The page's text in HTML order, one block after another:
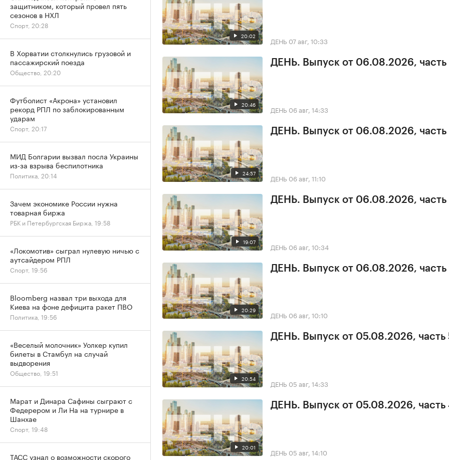
20:02 ДЕНЬ 07 авг, 10:33
20:46
ДЕНЬ. Выпуск от 06.08.2026, часть
ДЕНЬ 06 авг, 14:33
24:57
ДЕНЬ. Выпуск от 06.08.2026, часть
ДЕНЬ 06 авг, 11:10
19:07
ДЕНЬ. Выпуск от 06.08.2026, часть
ДЕНЬ 06 авг, 10:34
20:29
ДЕНЬ. Выпуск от 06.08.2026, часть
ДЕНЬ 06 авг, 10:10
20:54
ДЕНЬ. Выпуск от 05.08.2026, часть
ДЕНЬ 05 авг, 14:33
20:01
ДЕНЬ. Выпуск от 05.08.2026, часть
ДЕНЬ 05 авг, 14:10
защитником, который провел пять
сезонов в НХЛ
Спорт, 20:28
В Хорватии столкнулись грузовой и
пассажирский поезда
Общество, 20:20
Футболист «Акрона» установил
рекорд РПЛ по заблокированным
ударам
Спорт, 20:17
МИД Болгарии вызвал посла Украины
из-за взрыва беспилотника
Политика, 20:14
Зачем экономике России нужна
товарная биржа
РБК и Петербургская Биржа, 19:58
«Локомотив» сыграл нулевую ничью с
аутсайдером РПЛ
Спорт, 19:56
Bloomberg назвал три выхода для
Киева на фоне дефицита ракет ПВО
Политика, 19:56
«Веселый молочник» Уолкер купил
билеты в Стамбул на случай
выдворения
Общество, 19:51
Марат и Динара Сафины сыграют с
Федерером и Ли На на турнире в
Шанхае
Спорт, 19:48
ТАСС узнал о возможности скорого